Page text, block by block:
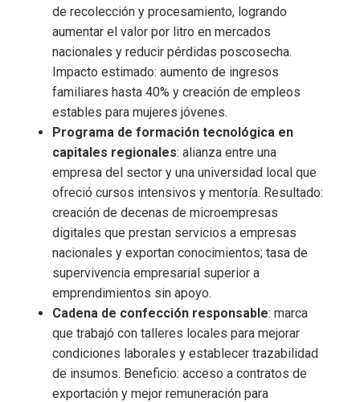
de recolección y procesamiento, logrando
aumentar el valor por litro en mercados
nacionales y reducir pérdidas poscosecha.
Impacto estimado: aumento de ingresos
familiares hasta 40% y creación de empleos
estables para mujeres jóvenes.
Programa de formación tecnológica en
capitales regionales: alianza entre una
empresa del sector y una universidad local que
ofreció cursos intensivos y mentoría. Resultado:
creación de decenas de microempresas
digitales que prestan servicios a empresas
nacionales y exportan conocimientos; tasa de
supervivencia empresarial superior a
emprendimientos sin apoyo.
Cadena de confección responsable: marca
que trabajó con talleres locales para mejorar
condiciones laborales y establecer trazabilidad
de insumos. Beneficio: acceso a contratos de
exportación y mejor remuneración para